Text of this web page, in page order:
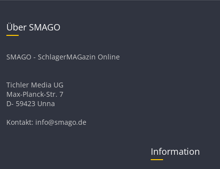
Über SMAGO
SMAGO - SchlagerMAGazin Online
Tichler Media UG
Max-Planck-Str. 7
D- 59423 Unna
Kontakt: info@smago.de
Information